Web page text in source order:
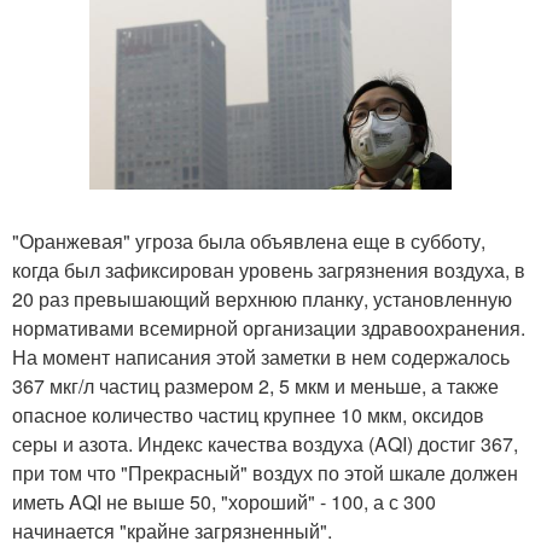
"Оранжевая" угроза была объявлена еще в субботу,
когда был зафиксирован уровень загрязнения воздуха, в
20 раз превышающий верхнюю планку, установленную
нормативами всемирной организации здравоохранения.
На момент написания этой заметки в нем содержалось
367 мкг/л частиц размером 2, 5 мкм и меньше, а также
опасное количество частиц крупнее 10 мкм, оксидов
серы и азота. Индекс качества воздуха (AQI) достиг 367,
при том что "Прекрасный" воздух по этой шкале должен
иметь AQI не выше 50, "хороший" - 100, а с 300
начинается "крайне загрязненный".